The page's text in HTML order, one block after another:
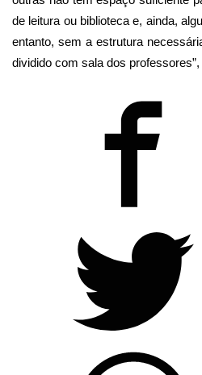
de leitura ou biblioteca e, ainda,
entanto, sem a estrutura
dividido com sala dos